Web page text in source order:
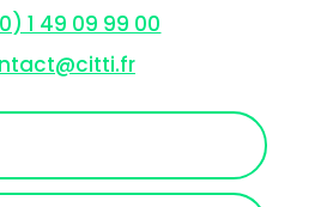
1 49 09 99 00